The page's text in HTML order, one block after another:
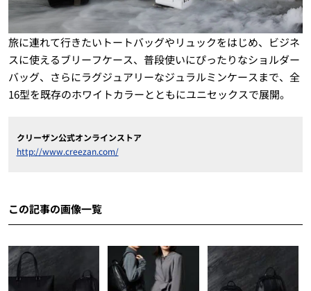
旅に連れて行きたいトートバッグやリュックをはじめ、ビジネ
スに使えるブリーフケース、普段使いにぴったりなショルダー
バッグ、さらにラグジュアリーなジュラルミンケースまで、全
16型を既存のホワイトカラーとともにユニセックスで展開。
クリーザン公式オンラインストア
http://www.creezan.com/
この記事の画像一覧